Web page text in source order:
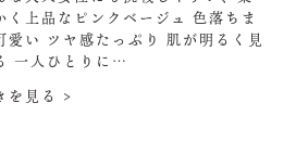
く上品なピンクベージュ 色落ちま
愛い ツヤ感たっぷり 肌が明るく見
一人ひとりに…
を見る >